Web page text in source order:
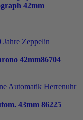
42mm
42mm86704
43mm 86225